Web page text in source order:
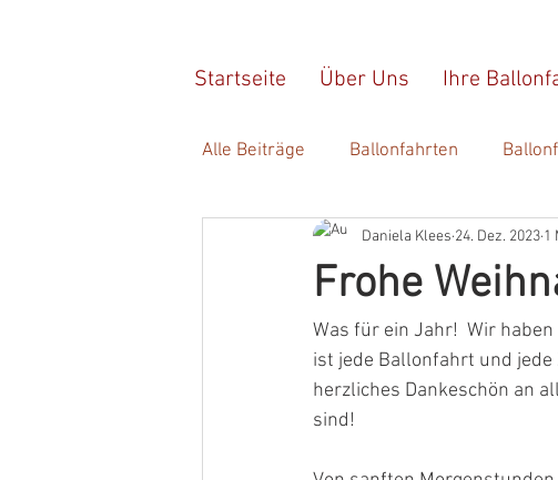
Startseite Über Uns Ihre
Alle Beiträge Ballonfahrten
Frohe
Daniela Klees 24. Dez. 2023 1
Was für ein Jahr!  Wir
ist jede Ballonfahrt und
herzliches Dankeschön an
sind!